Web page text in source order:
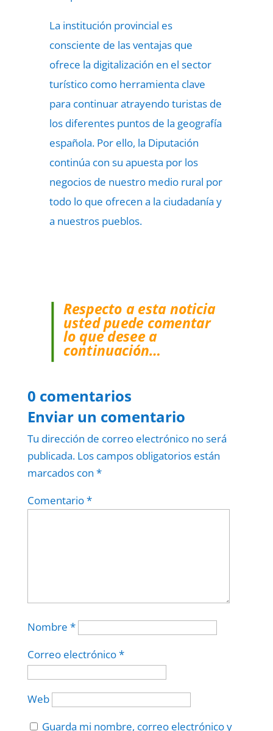
La institución provincial es
consciente de las ventajas que
ofrece la digitalización en el sector
turístico como herramienta clave
para continuar atrayendo turistas de
los diferentes puntos de la geografía
española. Por ello, la Diputación
continúa con su apuesta por los
negocios de nuestro medio rural por
todo lo que ofrecen a la ciudadanía y
a nuestros pueblos.
Respecto a esta noticia
usted puede comentar
lo que desee a
continuación…
0 comentarios
Enviar un comentario
Tu dirección de correo electrónico no será
publicada. Los campos obligatorios están
marcados con *
Comentario*
Nombre *
Correo electrónico*
Web
Guarda mi nombre, correo electrónico y